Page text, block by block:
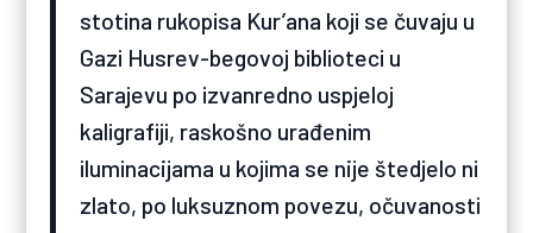
stotina rukopisa Kur’ana koji se čuvaju u
Gazi Husrev-begovoj biblioteci u
Sarajevu po izvanredno uspjeloj
kaligrafiji, raskošno urađenim
iluminacijama u kojima se nije štedjelo ni
zlato, po luksuznom povezu, očuvanosti